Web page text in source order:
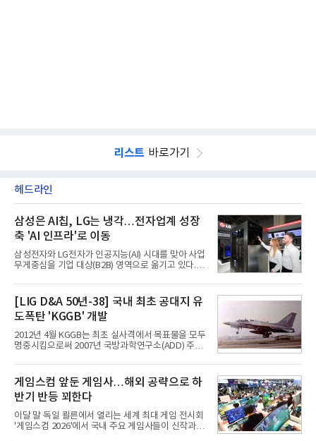
리스트 바로가기
헤드라인
삼성은 AI칩, LG는 냉각…전자업계 성장
축 'AI 인프라'로 이동
삼성전자와 LG전자가 인공지능(AI) 시대를 맞아 사업
무게중심을 기업 대상(B2B) 영역으로 옮기고 있다.
접어든 가운데 삼성전자는 AI 반도체를 중심으로 데
이터센터 생태계 공략을 강화하고 LG전자는 냉각솔
루션·전장·로봇 등 기업용 솔루션 사업 확대에 속도를
내고 있다.9일 업계에 따르면 LG전자는 2분기 생활가
전과 프리미엄 제품 경쟁력에 더해 B2B 사업 확대 효
과로 수익성을 방어한 반면 삼성전자는 디바이스경험
(DX) 부문의 TV·생활가전 수익성이 악화됐다. 대신 삼
사업 확대
[LIG D&A 50년-38] 국내 최초 공대지 유
도폭탄 'KGGB' 개발
2012년 4월 KGGB는 최초 실사격에서 목표물을 모두
명중시킴으로써 2007년 국방과학연구소(ADD) 주관
체로 참여했다. 체계개발에는 총 400여억 원의 개발
비와 62개월의 기간이 소요됐다. 한국형 GPS 유도폭
탄 KGGB(Korea GPS Guided Bomb)는 국내 최초
의 공대지 유도폭탄으로 2012년에 최종 전투용 적합
판정을 받았다.우리 공군이 운용하는 모든 전투기에
탑재할 수 있는 KGGB는 일반목적폭탄(General
Purpose Bomb)에 장착하여 운용토록 개발됐다.이
게임스컴 앞둔 게임사…해외 공략으로 하
반기 반등 꾀한다
이달 말 독일 쾰른에서 열리는 세계 최대 게임 전시회
'게임스컴 2026'에서 국내 주요 게임사들이 신작과 글